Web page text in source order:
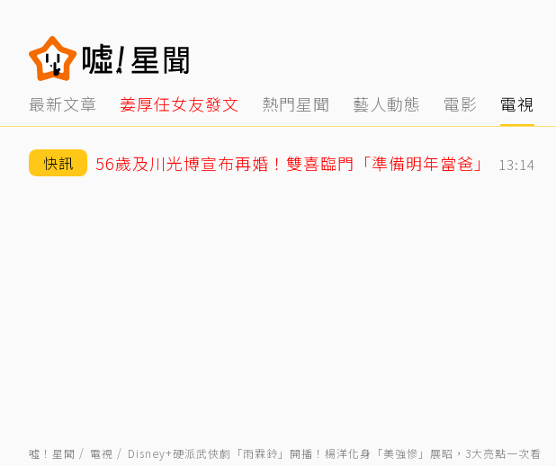
最新文章 姜厚任女友發文 熱門星聞 藝人動態 電影 電視
快訊 56歲及川光博宣布再婚！雙喜臨門「準備明年當爸」 13:14
噓！星聞 電視 Disney+硬派武俠劇「雨霖鈴」開播！楊洋化身「美強慘」展昭，3大亮點一次看